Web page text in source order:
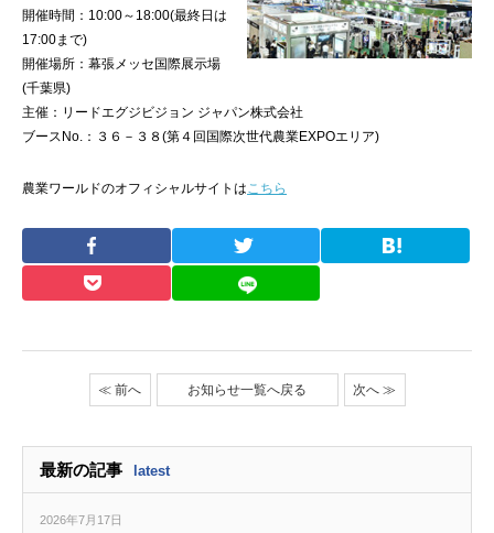
開催時間：10:00～18:00(最終日は
17:00まで)
開催場所：幕張メッセ国際展示場
(千葉県)
主催：リードエグジビジョン ジャパン株式会社
ブースNo.：３６－３８(第４回国際次世代農業EXPOエリア)
農業ワールドのオフィシャルサイトはこちら
≪ 前へ お知らせ一覧へ戻る 次へ ≫
最新の記事 latest
2026年7月17日